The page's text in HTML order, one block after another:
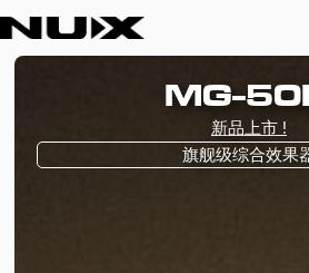
Amp
音箱模拟综合效果